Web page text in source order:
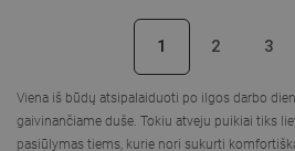
Mėgstami
1 2 3
Viena iš būdų atsipalaiduoti po ilgos darbo
gaivinančiame duše. Tokiu atveju puikiai tiks
pasiūlymas tiems, kurie nori sukurti